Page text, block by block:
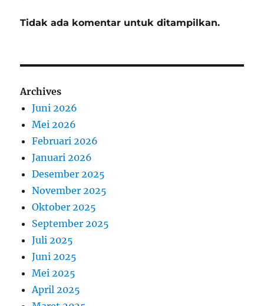
Tidak ada komentar untuk ditampilkan.
Archives
Juni 2026
Mei 2026
Februari 2026
Januari 2026
Desember 2025
November 2025
Oktober 2025
September 2025
Juli 2025
Juni 2025
Mei 2025
April 2025